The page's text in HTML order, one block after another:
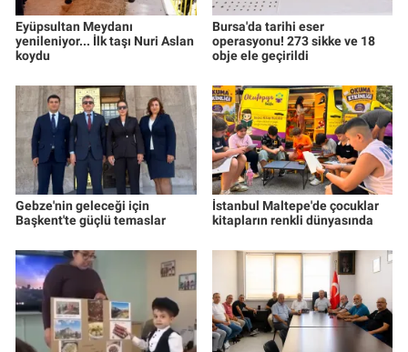
Eyüpsultan Meydanı
yenileniyor... İlk taşı Nuri Aslan
koydu
Bursa'da tarihi eser
operasyonu! 273 sikke ve 18
obje ele geçirildi
Gebze'nin geleceği için
Başkent'te güçlü temaslar
İstanbul Maltepe'de çocuklar
kitapların renkli dünyasında